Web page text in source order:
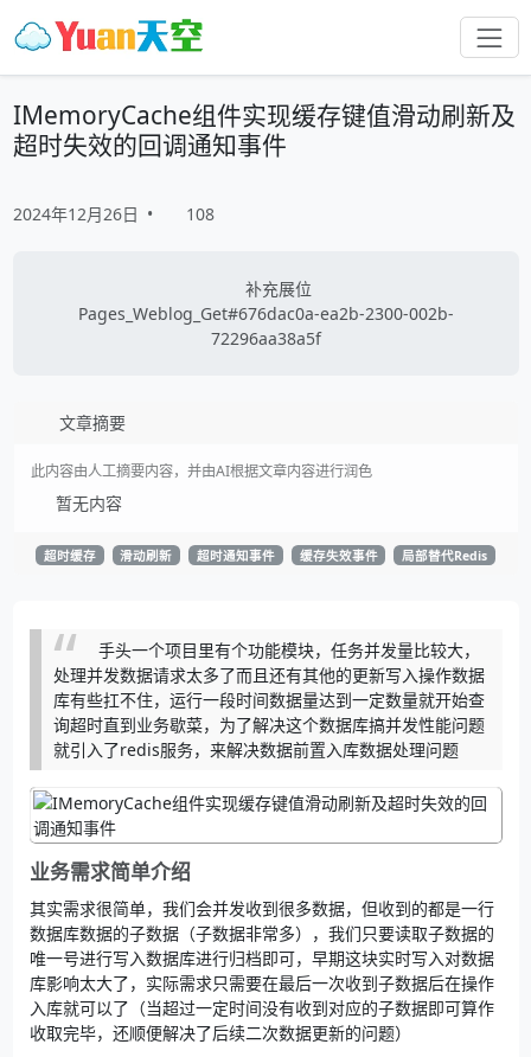
IMemoryCache组件实现缓存键值滑动刷新及
超时失效的回调通知事件
2024年12月26日 • 108
补充展位
Pages_Weblog_Get#676dac0a-ea2b-2300-002b-
72296aa38a5f
文章摘要
此内容由人工摘要内容，并由AI根据文章内容进行润色
暂无内容
超时缓存 滑动刷新 超时通知事件 缓存失效事件 局部替代Redis
手头一个项目里有个功能模块，任务并发量比较大，
处理并发数据请求太多了而且还有其他的更新写入操作数据
库有些扛不住，运行一段时间数据量达到一定数量就开始查
询超时直到业务歇菜，为了解决这个数据库搞并发性能问题
就引入了redis服务，来解决数据前置入库数据处理问题
业务需求简单介绍
其实需求很简单，我们会并发收到很多数据，但收到的都是一行
数据库数据的子数据（子数据非常多），我们只要读取子数据的
唯一号进行写入数据库进行归档即可，早期这块实时写入对数据
库影响太大了，实际需求只需要在最后一次收到子数据后在操作
入库就可以了（当超过一定时间没有收到对应的子数据即可算作
收取完毕，还顺便解决了后续二次数据更新的问题）